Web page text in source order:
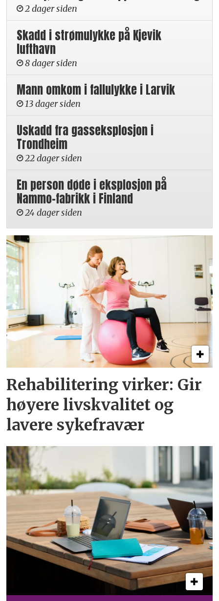
2 dager siden
Skadd i strømulykke på Kjevik
lufthavn
8 dager siden
Mann omkom i fallulykke i Larvik
13 dager siden
Uskadd fra gasseksplosjon i
Trondheim
22 dager siden
En person døde i eksplosjon på
Nammo-fabrikk i Finland
24 dager siden
Rehabilitering virker: Gir
høyere livskvalitet og
lavere sykefravær